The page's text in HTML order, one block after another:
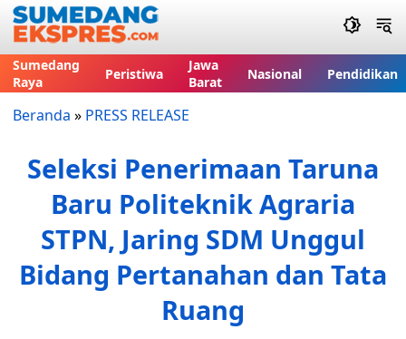
Sumedang
Raya
Peristiwa
Jawa
Barat
Nasional Pendidikan
Beranda » PRESS RELEASE
Seleksi Penerimaan Taruna
Baru Politeknik Agraria
STPN, Jaring SDM Unggul
Bidang Pertanahan dan Tata
Ruang